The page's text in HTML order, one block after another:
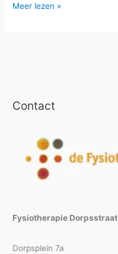
Dry
Meer lezen »
Contact
Fysiotherapie Dorpsstraat
Dorpsplein 7a